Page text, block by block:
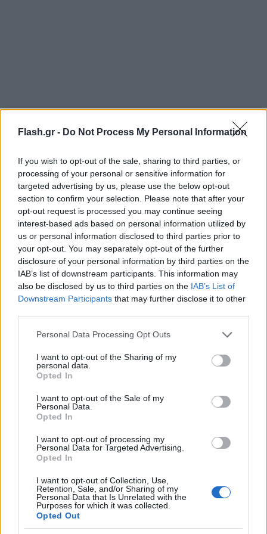
Flash.gr - Do Not Process My Personal Information
If you wish to opt-out of the sale, sharing to third parties, or
processing of your personal or sensitive information for
targeted advertising by us, please use the below opt-out
section to confirm your selection. Please note that after your
opt-out request is processed you may continue seeing
interest-based ads based on personal information utilized by
us or personal information disclosed to third parties prior to
your opt-out. You may separately opt-out of the further
disclosure of your personal information by third parties on the
IAB’s list of downstream participants. This information may
also be disclosed by us to third parties on the IAB’s List of
Downstream Participants that may further disclose it to other
Please note that this website/app uses one or more Google
not limited to your visit or usage behaviour. You may click to
grant or deny consent to Google and its third-party tags to
use your data for below specified purposes in below Google
consent section.
Personal Data Processing Opt Outs
I want to opt-out of the Sharing of my
personal data.
Opted In
I want to opt-out of the Sale of my
Personal Data.
Opted In
I want to opt-out of processing my
Personal Data for Targeted Advertising.
Opted In
I want to opt-out of Collection, Use,
Retention, Sale, and/or Sharing of my
Personal Data that Is Unrelated with the
Purposes for which it was collected.
Opted Out
Τα εισοδηματικά κριτήρια
Για να χαρακτηριστεί ένας γονέας ωφελούμενος,
ισχύουν εισοδηματικά όρια. Το ετήσιο ατομικό
εισόδημα δεν πρέπει να ξεπερνά τις 24.000 ευρώ
για ένα παιδί και τις 27.000 ευρώ για δύο παιδιά.
με το υπουργείο, δεν ισχύουν εισοδηματικά
κριτήρια.